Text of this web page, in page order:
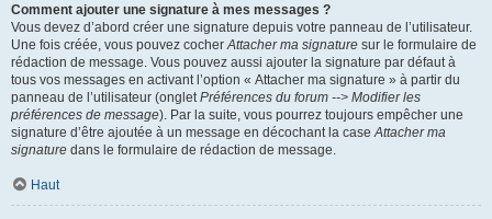
Comment ajouter une signature à mes messages ?
Vous devez d’abord créer une signature depuis votre panneau de l’utilisateur.
Une fois créée, vous pouvez cocherAttacher ma signature sur le formulaire de
rédaction de message. Vous pouvez aussi ajouter la signature par défaut à
tous vos messages en activant l’option « Attacher ma signature » à partir du
panneau de l’utilisateur (ongletPréférences du forum --> Modifier les
préférences de message). Par la suite, vous pourrez toujours empêcher une
signature d’être ajoutée à un message en décochant la caseAttacher ma
signature dans le formulaire de rédaction de message.
Haut